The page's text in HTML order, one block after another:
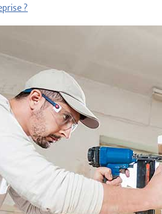
?